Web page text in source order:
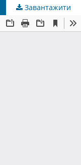
Завантажити